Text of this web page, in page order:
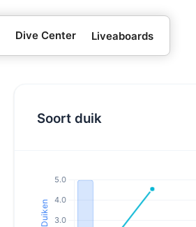
Dive Center Liveaboards
Soort duik